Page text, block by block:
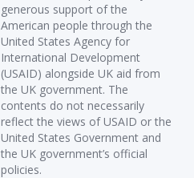
generous support of the
American people through the
United States Agency for
International Development
(USAID) alongside UK aid from
the UK government. The
contents do not necessarily
reflect the views of USAID or the
United States Government and
the UK government’s official
policies.